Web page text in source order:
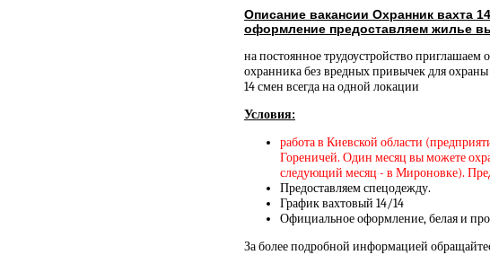
Описание вакансии Охранник вахта
оформление предоставляем жилье
на постоянное трудоустройство приглашаем
охранника без вредных привычек для
14 смен всегда на одной локации
Условия:
работа в Киевской области
Гореничей. Один месяц вы можете
следующий месяц - в Мироновке).
Предоставляем спецодежду.
График вахтовый 14/14
Официальное оформление, белая и
За более подробной информацией